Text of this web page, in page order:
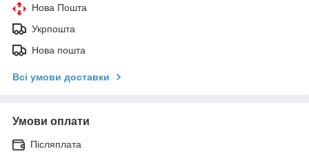
Нова Пошта
Укрпошта
Нова пошта
Всі умови доставки
Умови оплати
Післяплата